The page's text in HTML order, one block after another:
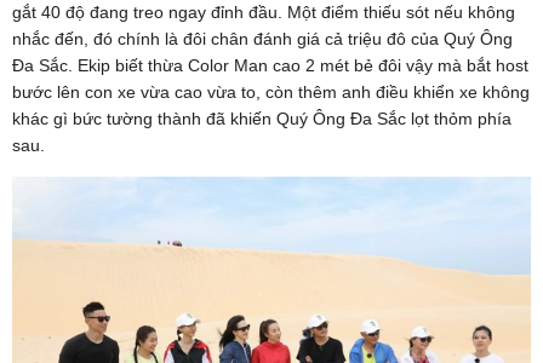
gắt 40 độ đang treo ngay đỉnh đầu. Một điểm thiếu sót nếu không
nhắc đến, đó chính là đôi chân đánh giá cả triệu đô của Quý Ông
Đa Sắc. Ekip biết thừa Color Man cao 2 mét bẻ đôi vậy mà bắt host
bước lên con xe vừa cao vừa to, còn thêm anh điều khiển xe không
khác gì bức tường thành đã khiến Quý Ông Đa Sắc lọt thỏm phía
sau.